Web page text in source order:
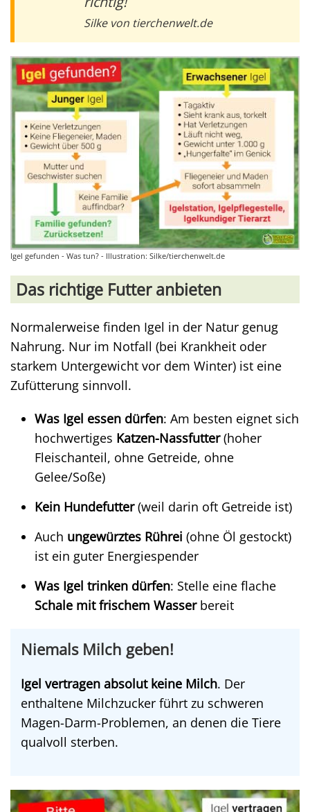
Silke von tierchenwelt.de
Igel gefunden - Was tun? - Illustration: Silke/tierchenwelt.de
Das richtige Futter anbieten
Normalerweise finden Igel in der Natur genug
Nahrung. Nur im Notfall (bei Krankheit oder
starkem Untergewicht vor dem Winter) ist eine
Zufütterung sinnvoll.
Was Igel essen dürfen: Am besten eignet sich
hochwertiges Katzen-Nassfutter(hoher
Fleischanteil, ohne Getreide, ohne
Gelee/Soße)
Kein Hundefutter(weil darin oft Getreide ist)
Auch ungewürztes Rührei (ohne Öl gestockt)
ist ein guter Energiespender
Was Igel trinken dürfen: Stelle eine flache
Schale mit frischem Wasserbereit
Niemals Milch geben!
Igel vertragen absolut keine Milch. Der
enthaltene Milchzucker führt zu schweren
Magen-Darm-Problemen, an denen die Tiere
qualvoll sterben.